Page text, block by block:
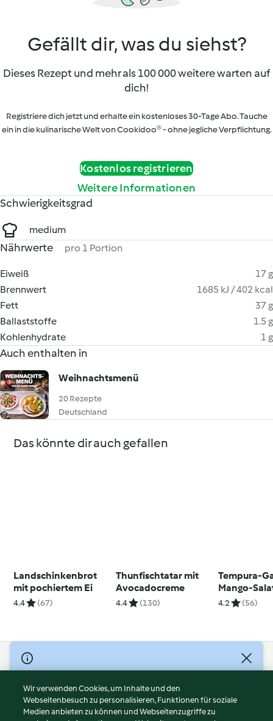
Gefällt dir, was du siehst?
Dieses Rezept und mehr als 100 000 weitere warten auf
dich!
Registriere dich jetzt und erhalte ein kostenloses 30-Tage Abo. Tauche
ein in die kulinarische Welt von Cookidoo® - ohne jegliche Verpflichtung.
Kostenlos registrieren
Weitere Informationen
Schwierigkeitsgrad
medium
Nährwerte pro 1 Portion
Eiweiß
17 g
Brennwert
1685 kJ / 402 kcal
Fett
37 g
Ballaststoffe
1.5 g
Kohlenhydrate
1 g
Auch enthalten in
Weihnachtsmenü
20 Rezepte
Deutschland
Das könnte dir auch gefallen
Landschinkenbrot
mit pochiertem Ei
4.4 (67)
Thunfischtatar mit
Avocadocreme
4.4 (130)
Tempura-
Mango-
Chili-
4.2 (56)
© Copyright 2026
Nutzungsbedingungen
Datenschutzrichtlinien
Disclaimer
Wir verwenden Cookies, um Inhalte und den
Webseitenbesuch zu personalisieren, Funktionen für soziale
Medien anbieten zu können und Webseitenzugriffe zu